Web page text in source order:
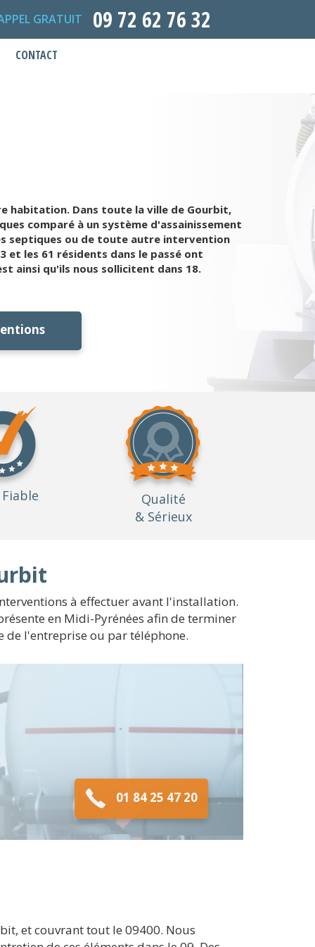
GRATUIT 09 72 62 76 32
CONTACT
habitation. Dans toute la ville de Gourbit,
comparé à un système d'assainissement
septiques ou de toute autre intervention
et les 61 résidents dans le passé ont
ainsi qu'ils nous sollicitent dans 18.
Qualité
& Sérieux
à effectuer avant l'installation.
en Midi-Pyrénées afin de terminer
de l'entreprise ou par téléphone.
01 84 25 47 20
et couvrant tout le 09400. Nous